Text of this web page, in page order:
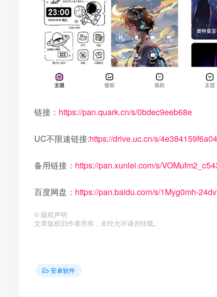
链接： https://pan.quark.cn/s/0bdec9eeb68e
UC不限速链接:https://drive.uc.cn/s/
备用链接： https://pan.xunlei.com/s/
百度网盘： https://pan.baidu.com/s/1Myg0mh-
© 版权声明
文章版权归作者所有，未经允许请勿转载。
安卓软件